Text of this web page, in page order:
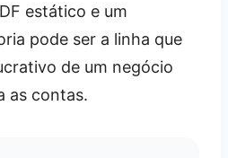
estático e um
pode ser a linha que
de um negócio
as contas.